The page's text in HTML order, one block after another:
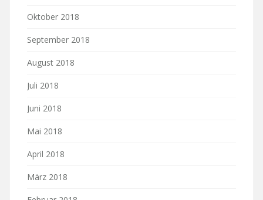
Oktober 2018
September 2018
August 2018
Juli 2018
Juni 2018
Mai 2018
April 2018
März 2018